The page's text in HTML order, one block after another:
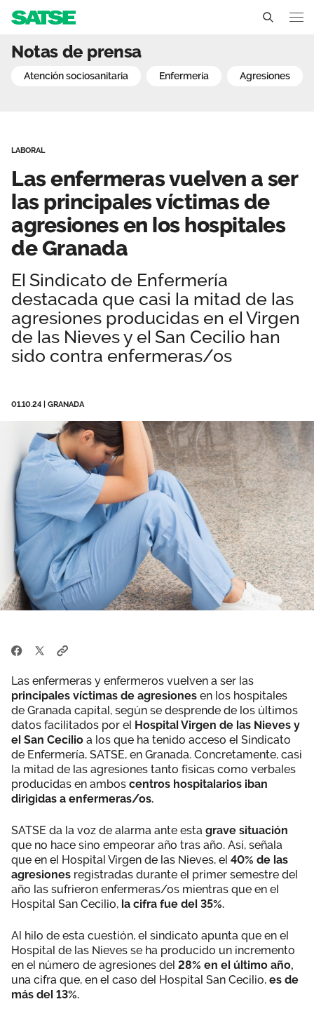
Delegados Sindicales
Estructura organizativa
Transparencia
Secciones sindicales
Servicios
Actualidad
Temas
Sala de prensa
Perspectivas
Documentos
Publicaciones
Sedes
Contáctanos
Área privada
Las enfermeras vuelven
Notas de prensa
atención sociosanitaria enfermería agresiones
LABORAL
Las enfermeras vuelven a ser
las principales víctimas de
agresiones en los hospitales
de Granada
El Sindicato de Enfermería
destacada que casi la mitad de las
agresiones producidas en el Virgen
de las Nieves y el San Cecilio han
sido contra enfermeras/os
01.10.24 GRANADA
Las enfermeras y enfermeros vuelven a ser las
principales víctimas de agresiones en los hospitales
de Granada capital, según se desprende de los últimos
datos facilitados por el Hospital Virgen de las Nieves y
el San Cecilio a los que ha tenido acceso el Sindicato
de Enfermería, SATSE, en Granada. Concretamente, casi
la mitad de las agresiones tanto físicas como verbales
producidas en ambos centros hospitalarios iban
dirigidas a enfermeras/os.
SATSE da la voz de alarma ante esta grave situación
que no hace sino empeorar año tras año. Así, señala
que en el Hospital Virgen de las Nieves, el 40% de las
agresiones registradas durante el primer semestre del
año las sufrieron enfermeras/os mientras que en el
Hospital San Cecilio, la cifra fue del 35%.
Al hilo de esta cuestión, el sindicato apunta que en el
Hospital de las Nieves se ha producido un incremento
en el número de agresiones del 28% en el último año,
una cifra que, en el caso del Hospital San Cecilio, es de
más del 13%.